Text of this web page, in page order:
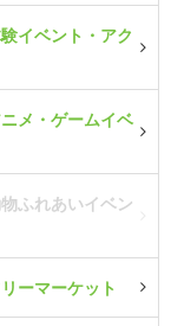
イベント・アク
メ・ゲームイベ
ふれあいイベン
ーマーケット